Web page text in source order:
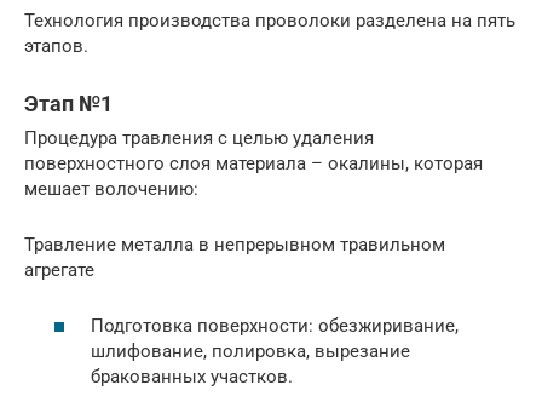
Технология производства проволоки разделена на пять
этапов.
Этап №1
Процедура травления с целью удаления
поверхностного слоя материала – окалины, которая
мешает волочению:
Травление металла в непрерывном травильном
агрегате
Подготовка поверхности: обезжиривание,
шлифование, полировка, вырезание
бракованных участков.